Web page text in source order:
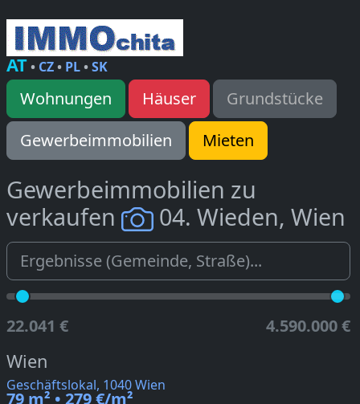
AT• CZ• PL•SK
Wohnungen Häuser
Grundstücke
Gewerbeimmobilien
Mieten
Gewerbeimmobilien zu
verkaufen
04. Wieden, Wien
22.041 € 4.590.000 €
Wien
Geschäftslokal, 1040 Wien
79 m² • 279 €/m²